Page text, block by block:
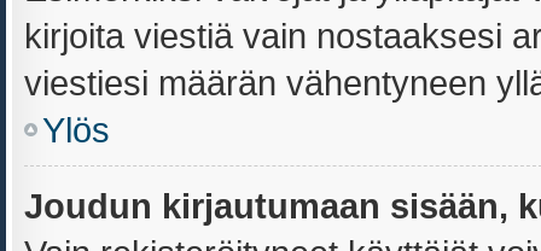
kirjoita viestiä vain nostaaksesi
viestiesi määrän vähentyneen
Ylös
Joudun kirjautumaan sisään,